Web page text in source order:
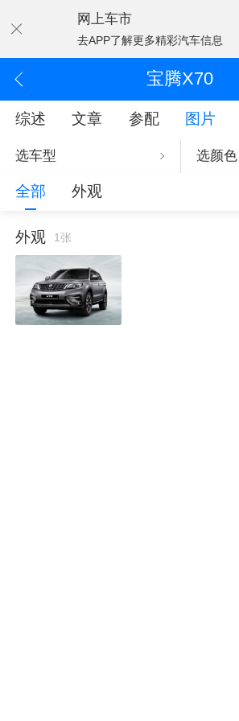
网上车市
去APP了解更多精彩汽车信息
宝腾X70
综述 文章 参配 图片
选车型 选颜色
全部 外观
外观 1张